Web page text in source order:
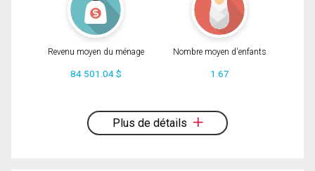
Revenu moyen du ménage
84 501.04 $
Nombre moyen d'enfants
1.67
Plus de détails